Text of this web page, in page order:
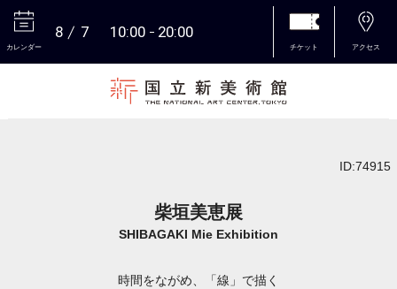
カレンダー
8 7 10:00 20:00
チケット アクセス
ID:74915
柴垣美恵展
SHIBAGAKI Mie Exhibition
時間をながめ、「線」で描く